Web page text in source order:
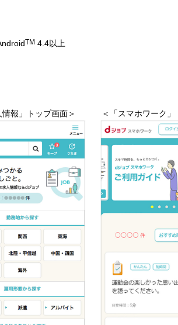
TM 4.4以上
情報」トップ画面＞ ＜「スマホワーク」